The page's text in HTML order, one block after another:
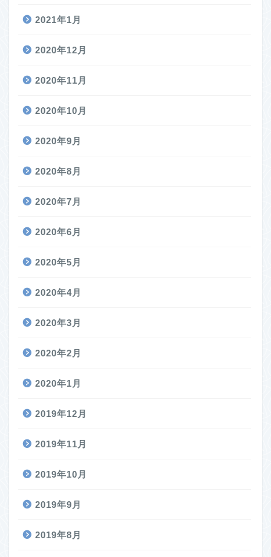
2021年1月
2020年12月
2020年11月
2020年10月
2020年9月
2020年8月
2020年7月
2020年6月
2020年5月
2020年4月
2020年3月
2020年2月
2020年1月
2019年12月
2019年11月
2019年10月
2019年9月
2019年8月